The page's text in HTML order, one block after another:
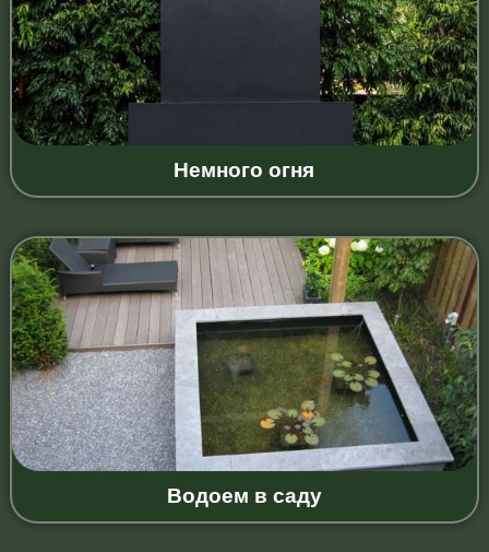
Немного огня
Водоем в саду